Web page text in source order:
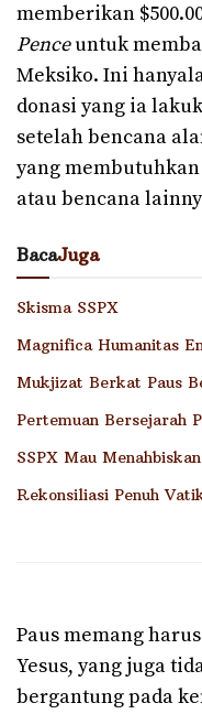
memberikan
Penceuntuk
Meksiko. Ini
donasi yang ia
setelah bencana
yang
atau bencana
BacaJuga
Skisma SSPX
Magnifica Humanitas
Mukjizat Berkat Paus
Pertemuan Bersejarah
SSPX Mau
Rekonsiliasi Penuh
Paus memang
Yesus, yang juga
bergantung pada